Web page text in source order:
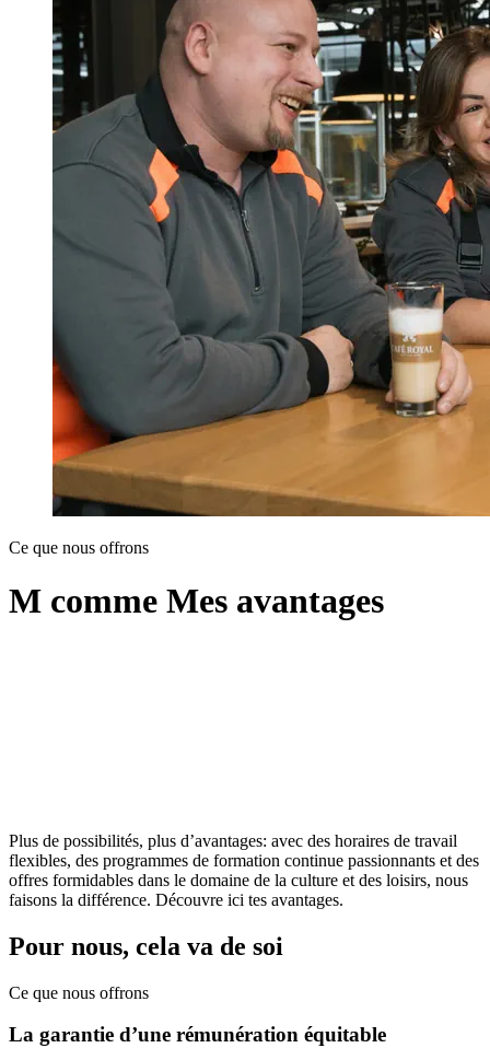
Ce que nous offrons
M comme Mes avantages
Plus de possibilités, plus d’avantages: avec des horaires de travail
flexibles, des programmes de formation continue passionnants et des
offres formidables dans le domaine de la culture et des loisirs, nous
faisons la différence. Découvre ici tes avantages.
Pour nous, cela va de soi
Ce que nous offrons
La garantie d’une rémunération équitable